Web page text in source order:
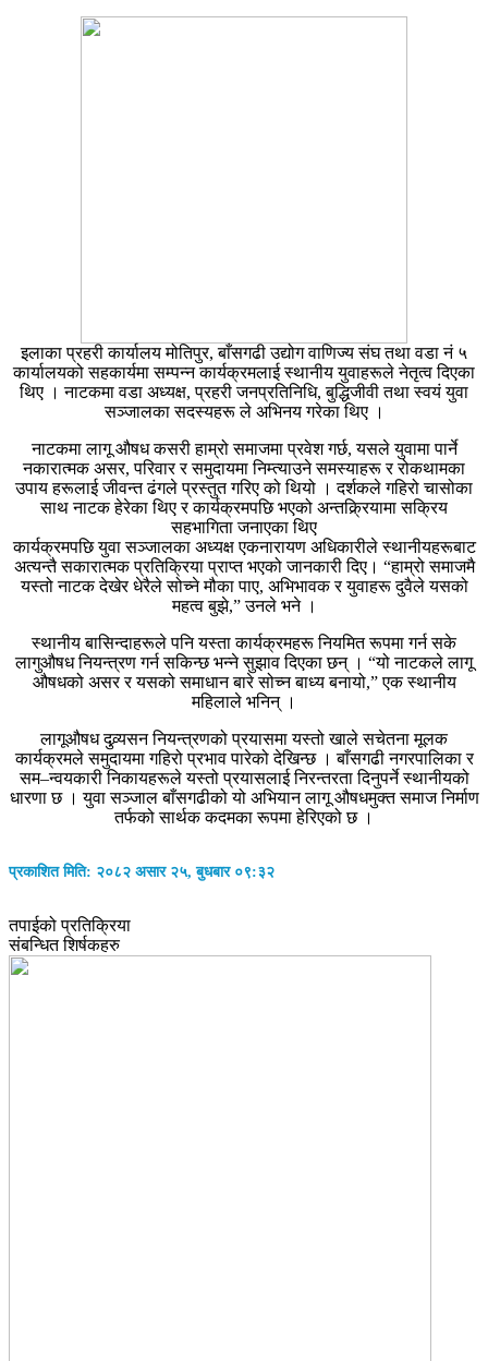
इलाका प्रहरी कार्यालय मोतिपुर, बाँसगढी उद्योग वाणिज्य संघ तथा वडा नं ५
कार्यालयको सहकार्यमा सम्पन्न कार्यक्रमलाई स्थानीय युवाहरूले नेतृत्व दिएका
थिए । नाटकमा वडा अध्यक्ष, प्रहरी जनप्रतिनिधि, बुद्धिजीवी तथा स्वयं युवा
सञ्जालका सदस्यहरू ले अभिनय गरेका थिए ।
नाटकमा लागू औषध कसरी हाम्रो समाजमा प्रवेश गर्छ, यसले युवामा पार्ने
नकारात्मक असर, परिवार र समुदायमा निम्त्याउने समस्याहरू र रोकथामका
उपाय हरूलाई जीवन्त ढंगले प्रस्तुत गरिए को थियो । दर्शकले गहिरो चासोका
साथ नाटक हेरेका थिए र कार्यक्रमपछि भएको अन्तक्र्रियामा सक्रिय
सहभागिता जनाएका थिए
कार्यक्रमपछि युवा सञ्जालका अध्यक्ष एकनारायण अधिकारीले स्थानीयहरूबाट
अत्यन्तै सकारात्मक प्रतिक्रिया प्राप्त भएको जानकारी दिए। “हाम्रो समाजमै
यस्तो नाटक देखेर धेरैले सोच्ने मौका पाए, अभिभावक र युवाहरू दुवैले यसको
महत्व बुझे,” उनले भने ।
स्थानीय बासिन्दाहरूले पनि यस्ता कार्यक्रमहरू नियमित रूपमा गर्न सके
लागुऔषध नियन्त्रण गर्न सकिन्छ भन्ने सुझाव दिएका छन् । “यो नाटकले लागू
औषधको असर र यसको समाधान बारे सोच्न बाध्य बनायो,” एक स्थानीय
महिलाले भनिन् ।
लागूऔषध दुव्र्यसन नियन्त्रणको प्रयासमा यस्तो खाले सचेतना मूलक
कार्यक्रमले समुदायमा गहिरो प्रभाव पारेको देखिन्छ । बाँसगढी नगरपालिका र
सम–न्वयकारी निकायहरूले यस्तो प्रयासलाई निरन्तरता दिनुपर्ने स्थानीयको
धारणा छ । युवा सञ्जाल बाँसगढीको यो अभियान लागू औषधमुक्त समाज निर्माण
तर्फको सार्थक कदमका रूपमा हेरिएको छ ।
प्रकाशित मिति: २०८२ असार २५, बुधबार ०९:३२
तपाईको प्रतिक्रिया
संबन्धित शिर्षकहरु